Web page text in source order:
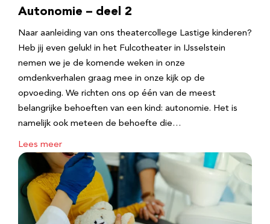
Autonomie – deel 2
Naar aanleiding van ons theatercollege Lastige kinderen?
Heb jij even geluk! in het Fulcotheater in IJsselstein
nemen we je de komende weken in onze
omdenkverhalen graag mee in onze kijk op de
opvoeding. We richten ons op één van de meest
belangrijke behoeften van een kind: autonomie. Het is
namelijk ook meteen de behoefte die…
Lees meer